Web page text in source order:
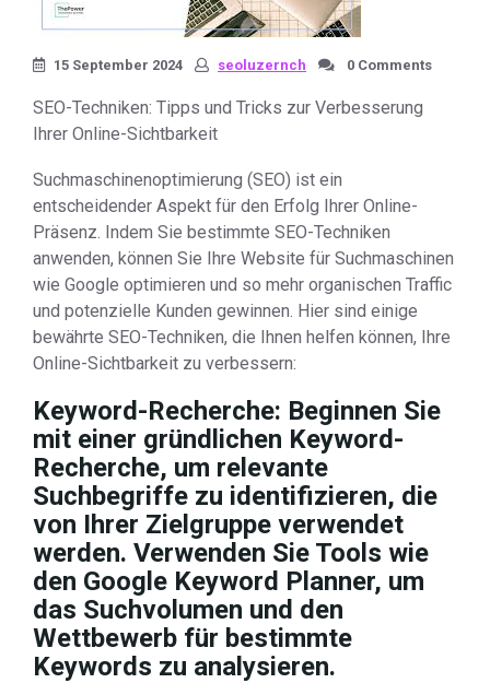
15 September 2024 seoluzernch 0 Comments
SEO-Techniken: Tipps und Tricks zur Verbesserung
Ihrer Online-Sichtbarkeit
Suchmaschinenoptimierung (SEO) ist ein
entscheidender Aspekt für den Erfolg Ihrer Online-
Präsenz. Indem Sie bestimmte SEO-Techniken
anwenden, können Sie Ihre Website für Suchmaschinen
wie Google optimieren und so mehr organischen Traffic
und potenzielle Kunden gewinnen. Hier sind einige
bewährte SEO-Techniken, die Ihnen helfen können, Ihre
Online-Sichtbarkeit zu verbessern:
Keyword-Recherche: Beginnen Sie
mit einer gründlichen Keyword-
Recherche, um relevante
Suchbegriffe zu identifizieren, die
von Ihrer Zielgruppe verwendet
werden. Verwenden Sie Tools wie
den Google Keyword Planner, um
das Suchvolumen und den
Wettbewerb für bestimmte
Keywords zu analysieren.